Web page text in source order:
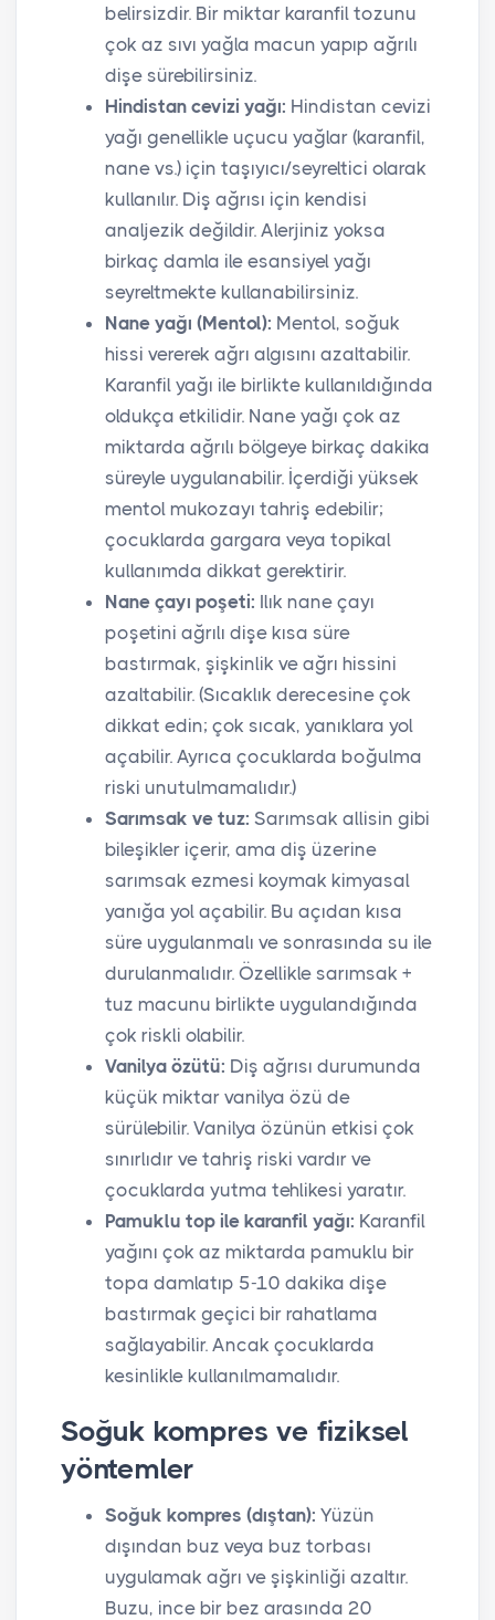
belirsizdir. Bir miktar karanfil tozunu
çok az sıvı yağla macun yapıp ağrılı
dişe sürebilirsiniz.
Hindistan cevizi yağı: Hindistan cevizi
yağı genellikle uçucu yağlar (karanfil,
nane vs.) için taşıyıcı/seyreltici olarak
kullanılır. Diş ağrısı için kendisi
analjezik değildir. Alerjiniz yoksa
birkaç damla ile esansiyel yağı
seyreltmekte kullanabilirsiniz.
Nane yağı (Mentol): Mentol, soğuk
hissi vererek ağrı algısını azaltabilir.
Karanfil yağı ile birlikte kullanıldığında
oldukça etkilidir. Nane yağı çok az
miktarda ağrılı bölgeye birkaç dakika
süreyle uygulanabilir. İçerdiği yüksek
mentol mukozayı tahriş edebilir;
çocuklarda gargara veya topikal
kullanımda dikkat gerektirir.
Nane çayı poşeti: Ilık nane çayı
poşetini ağrılı dişe kısa süre
bastırmak, şişkinlik ve ağrı hissini
azaltabilir. (Sıcaklık derecesine çok
dikkat edin; çok sıcak, yanıklara yol
açabilir. Ayrıca çocuklarda boğulma
riski unutulmamalıdır.)
Sarımsak ve tuz: Sarımsak allisin gibi
bileşikler içerir, ama diş üzerine
sarımsak ezmesi koymak kimyasal
yanığa yol açabilir. Bu açıdan kısa
süre uygulanmalı ve sonrasında su ile
durulanmalıdır. Özellikle sarımsak +
tuz macunu birlikte uygulandığında
çok riskli olabilir.
Vanilya özütü: Diş ağrısı durumunda
küçük miktar vanilya özü de
sürülebilir. Vanilya özünün etkisi çok
sınırlıdır ve tahriş riski vardır ve
çocuklarda yutma tehlikesi yaratır.
Pamuklu top ile karanfil yağı: Karanfil
yağını çok az miktarda pamuklu bir
topa damlatıp 5-10 dakika dişe
bastırmak geçici bir rahatlama
sağlayabilir. Ancak çocuklarda
kesinlikle kullanılmamalıdır.
Soğuk kompres ve fiziksel
yöntemler
Soğuk kompres (dıştan): Yüzün
dışından buz veya buz torbası
uygulamak ağrı ve şişkinliği azaltır.
Buzu, ince bir bez arasında 20